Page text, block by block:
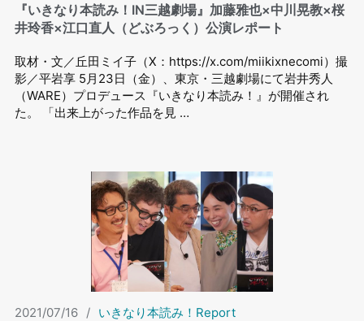
『いきなり本読み！IN三越劇場』加藤雅也×中川晃教×桜
井玲香×江口直人（どぶろっく）公演レポート
取材・文／丘田ミイ子（X：https://x.com/miikixnecomi）撮
影／平岩享 5月23日（金）、東京・三越劇場にて岩井秀人
（WARE）プロデュース『いきなり本読み！』が開催され
た。 「出来上がった作品を見 …
2021/07/16 / いきなり本読み！Report